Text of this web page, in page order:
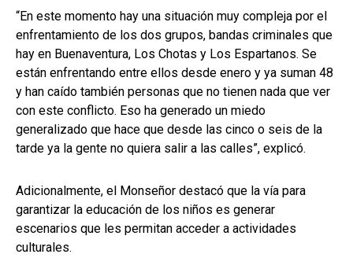
“En este momento hay una situación muy compleja por el
enfrentamiento de los dos grupos, bandas criminales que
hay en Buenaventura, Los Chotas y Los Espartanos. Se
están enfrentando entre ellos desde enero y ya suman 48
y han caído también personas que no tienen nada que ver
con este conflicto. Eso ha generado un miedo
generalizado que hace que desde las cinco o seis de la
tarde ya la gente no quiera salir a las calles”, explicó.
Adicionalmente, el Monseñor destacó que la vía para
garantizar la educación de los niños es generar
escenarios que les permitan acceder a actividades
culturales.